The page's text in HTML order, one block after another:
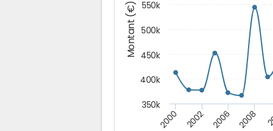
Montant (€)
2000 2002 2006 2008
350k
400k
450k
500k
550k